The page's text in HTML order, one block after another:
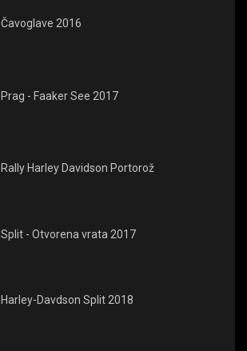
Čavoglave 2016
Prag - Faaker See 2017
Rally Harley Davidson Portorož
Split - Otvorena vrata 2017
Harley-Davdson Split 2018